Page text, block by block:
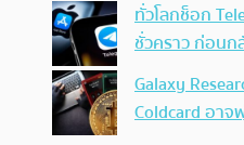
ทั่วโลกช็อก
ชั่วคราว ก่อนก
Galaxy
Coldcard อา